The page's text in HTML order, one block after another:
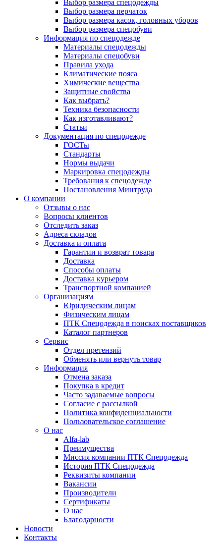
Выбор размера спецодежды
Выбор размера перчаток
Выбор размера касок, головных уборов
Выбор размера спецобуви
Информация по спецодежде
Материалы спецодежды
Материалы спецобуви
Правила ухода
Климатические пояса
Химические вещества
Защитные свойства
Как выбрать?
Техника безопасности
Как изготавливают?
Статьи
Документация по спецодежде
ГОСТы
Cтандарты
Нормы выдачи
Маркировка спецодежды
Требования к спецодежде
Постановления Минтруда
О компании
Отзывы о нас
Вопросы клиентов
Отследить заказ
Адреса складов
Доставка и оплата
Гарантии и возврат товара
Доставка
Способы оплаты
Доставка курьером
Транспортной компанией
Организациям
Юридическим лицам
Физическим лицам
ПТК Спецодежда в поисках поставщиков
Каталог партнеров
Сервис
Отдел претензий
Обменять или вернуть товар
Информация
Отмена заказа
Покупка в кредит
Часто задаваемые вопросы
Согласие с рассылкой
Политика конфиденциальности
Пользовательское соглашение
О нас
Alfa-lab
Преимущества
Миссия компании ПТК Спецодежда
История ПТК Спецодежда
Реквизиты компании
Вакансии
Производители
Сертификаты
О нас
Благодарности
Новости
Контакты